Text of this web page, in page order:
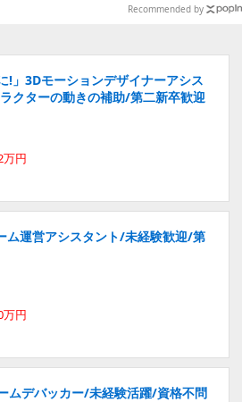
Recommended by
!」3Dモーションデザイナーアシス
クターの動きの補助/第二新卒歓迎
万円
ム運営アシスタント/未経験歓迎/第
万円
ムデバッカー/未経験活躍/資格不問